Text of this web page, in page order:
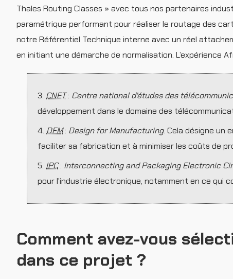
Thales Routing Classes » avec tous nos partenaires
paramétrique performant pour réaliser le routage des
notre Référentiel Technique interne avec un réel
en initiant une démarche de normalisation. L’expérience
3. CNET: Centre national d'études des
développement dans le domaine des
4. DFM: Design for Manufacturing. Cela désigne un
faciliter sa fabrication et à minimiser les coûts de
5. IPC: Interconnecting and Packaging Electronic
pour l'industrie électronique, notamment en ce qui
Comment avez-vous
dans ce projet ?